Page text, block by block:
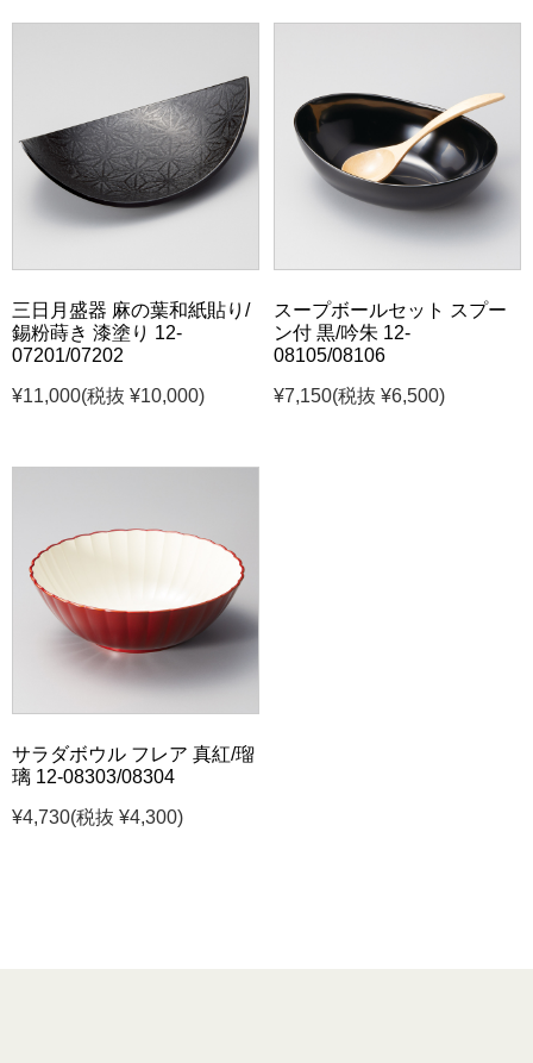
三日月盛器 麻の葉和紙貼り/
錫粉蒔き 漆塗り 12-
07201/07202
¥11,000(税抜 ¥10,000)
スープボールセット スプー
ン付 黒/吟朱 12-
08105/08106
¥7,150(税抜 ¥6,500)
サラダボウル フレア 真紅/瑠
璃 12-08303/08304
¥4,730(税抜 ¥4,300)